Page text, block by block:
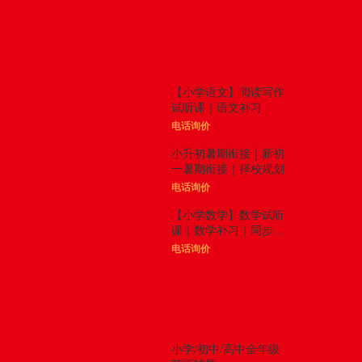
【小学语文】阅读写作
试听课｜语文补习
电话询价
小升初暑期衔接｜新初
一暑期衔接｜择校规划
电话询价
【小学数学】数学试听
课｜数学补习｜同步拓
展
电话询价
小学/初中/高中全年级